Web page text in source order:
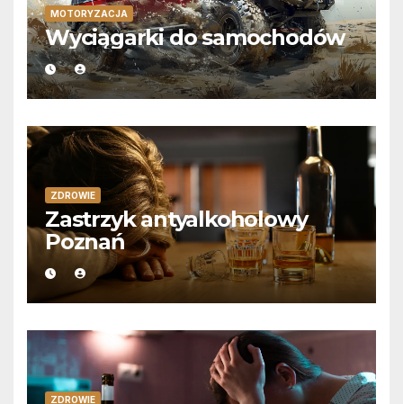
MOTORYZACJA
Wyciągarki do samochodów
ZDROWIE
Zastrzyk antyalkoholowy
Poznań
ZDROWIE